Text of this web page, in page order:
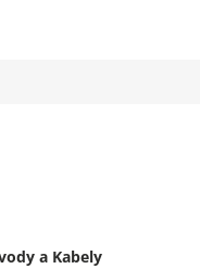
a Kabely